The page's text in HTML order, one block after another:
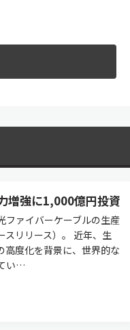
増強に1,000億円投資
ファイバーケーブルの生産
スリリース）。 近年、生
高度化を背景に、世界的な
い…